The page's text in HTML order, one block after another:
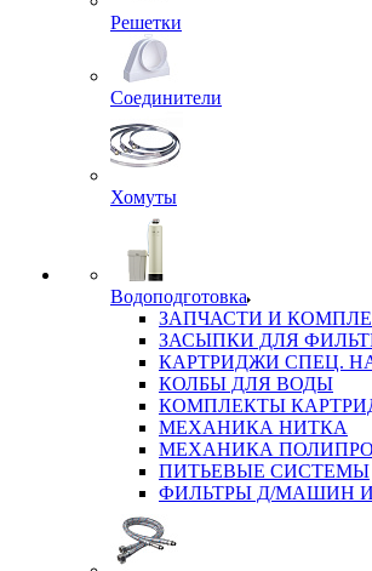
Решетки
Соединители
Хомуты
Водоподготовка
ЗАПЧАСТИ И
ЗАСЫПКИ ДЛЯ
КАРТРИДЖИ СПЕЦ.
КОЛБЫ ДЛЯ ВОДЫ
КОМПЛЕКТЫ
МЕХАНИКА НИТКА
МЕХАНИКА
ПИТЬЕВЫЕ СИСТЕМЫ
ФИЛЬТРЫ Д/МАШИН